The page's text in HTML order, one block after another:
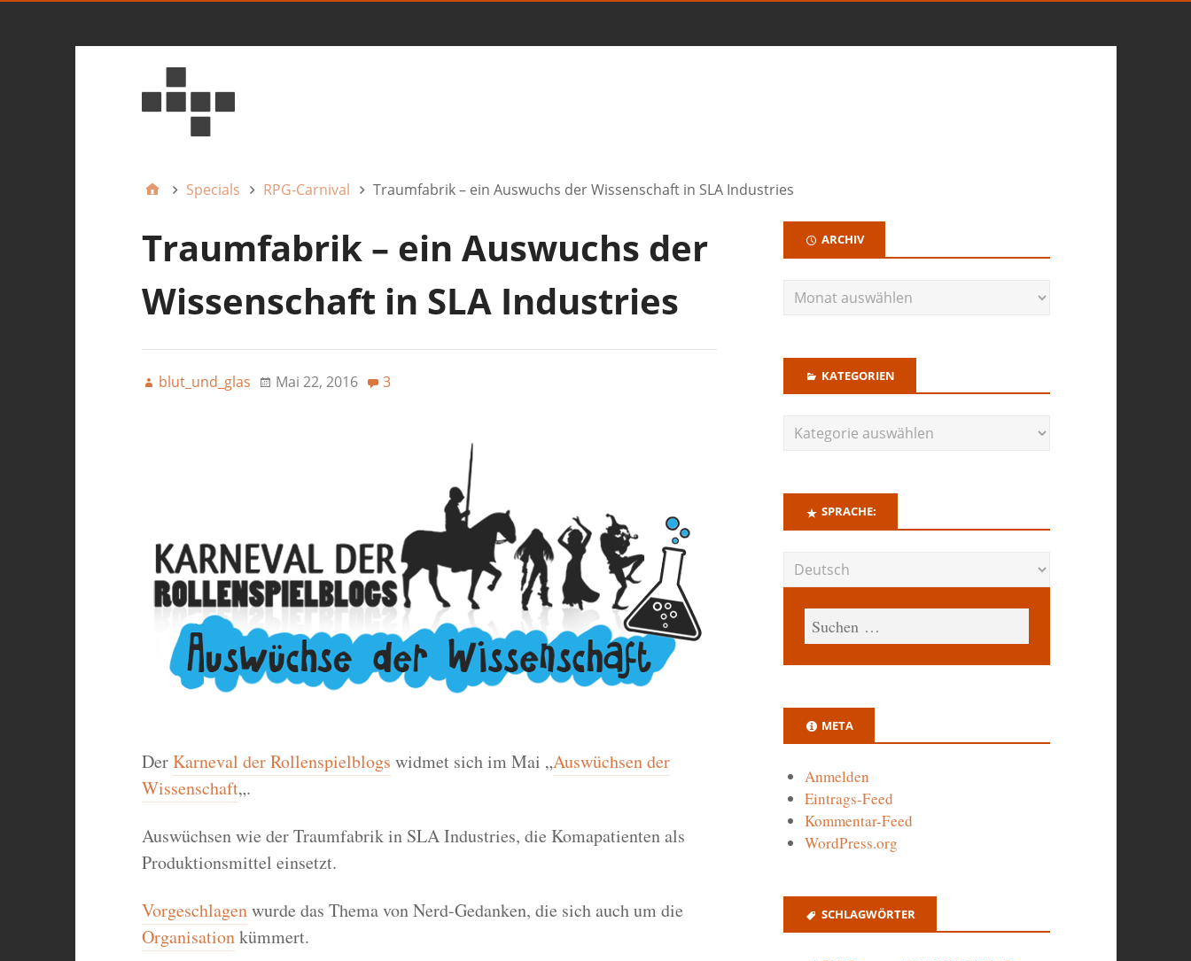
Specials RPG-Carnival Traumfabrik – ein Auswuchs der Wissenschaft in SLA Industries
Traumfabrik – ein Auswuchs der
Wissenschaft in SLA Industries
blut_und_glas Mai 22, 2016 3
DerKarneval der Rollenspielblogs widmet sich im Mai „Auswüchsen der
Wissenschaft„.
Auswüchsen wie der Traumfabrik in SLA Industries, die Komapatienten als
Produktionsmittel einsetzt.
Vorgeschlagenwurde das Thema von Nerd-Gedanken, die sich auch um die
Organisationkümmert.
ARCHIV
KATEGORIEN
SPRACHE:
META
Anmelden
Eintrags-Feed
Kommentar-Feed
WordPress.org
SCHLAGWÖRTER